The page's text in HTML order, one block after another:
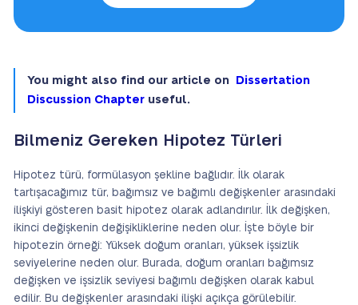
You might also find our article on
Dissertation
Discussion Chapter useful.
Bilmeniz Gereken Hipotez Türleri
Hipotez türü, formülasyon şekline bağlıdır. İlk olarak
tartışacağımız tür, bağımsız ve bağımlı değişkenler arasındaki
ilişkiyi gösteren basit hipotez olarak adlandırılır. İlk değişken,
ikinci değişkenin değişikliklerine neden olur. İşte böyle bir
hipotezin örneği: Yüksek doğum oranları, yüksek işsizlik
seviyelerine neden olur. Burada, doğum oranları bağımsız
değişken ve işsizlik seviyesi bağımlı değişken olarak kabul
edilir. Bu değişkenler arasındaki ilişki açıkça görülebilir.